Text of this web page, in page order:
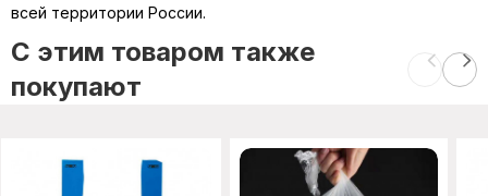
всей территории России.
C этим товаром также
покупают